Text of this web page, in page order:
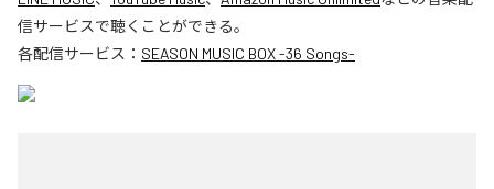
信サービスで聴くことができる。
各配信サービス： SEASON MUSIC BOX -36 Songs-